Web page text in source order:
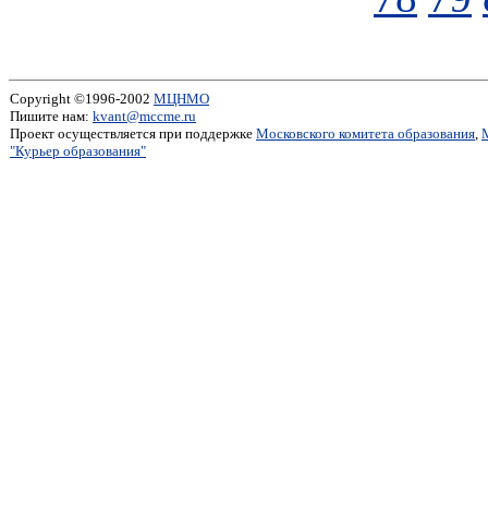
Copyright ©1996-2002 МЦНМО
Пишите нам: kvant@mccme.ru
Проект осуществляется при поддержке Московского комитета образования,
"Курьер образования"